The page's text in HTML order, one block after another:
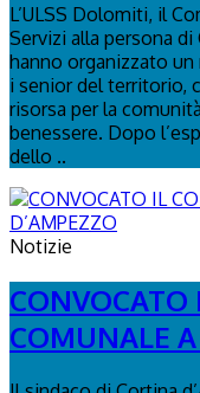
L’ULSS Dolomiti, il
Servizi alla persona di
hanno organizzato
i senior del territorio,
risorsa per la
benessere. Dopo
dello ..
Notizie
CONVOCATO
COMUNALE